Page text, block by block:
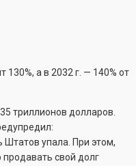
а в 2032 г. — 140% от
триллионов долларов.
Штатов упала. При этом,
свой долг